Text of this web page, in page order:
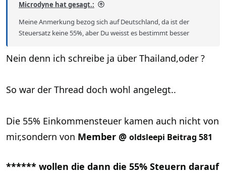
Microdyne hat gesagt.:
Meine Anmerkung bezog sich auf Deutschland, da ist der
Steuersatz keine 55%, aber Du weisst es bestimmt besser
Nein denn ich schreibe ja über Thailand,oder ?
So war der Thread doch wohl angelegt..
Die 55% Einkommensteuer kamen auch nicht von
mir,sondern von Member @ oldsleepi Beitrag 581
****** wollen die dann die 55% Steuern darauf